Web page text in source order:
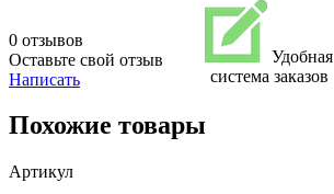
0 отзывов
Оставьте свой отзыв
Написать
Удобная
система заказов
Похожие товары
Артикул